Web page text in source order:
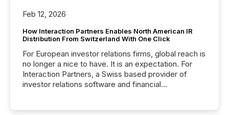
Feb 12, 2026
How Interaction Partners Enables North American IR
Distribution From Switzerland With One Click
For European investor relations firms, global reach is
no longer a nice to have. It is an expectation. For
Interaction Partners, a Swiss based provider of
investor relations software and financial